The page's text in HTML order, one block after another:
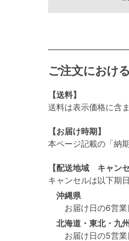
ご注文におけ
【送料】
送料は表示価格に含
【お届け時期】
本ページ記載の「納
【配送地域 キャン
キャンセルは以下期
沖縄県
お届け日の6営
北海道・東北・九
お届け日の5営